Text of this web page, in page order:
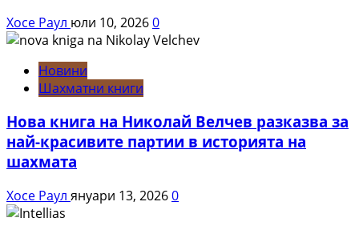
Хосе Раул юли 10, 20260
Новини
Шахматни книги
Нова книга на Николай Велчев разказва за
най-красивите партии в историята на
шахмата
Хосе Раул януари 13, 20260